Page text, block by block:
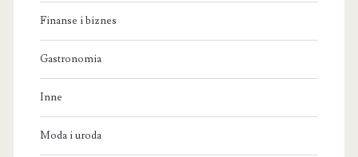
Finanse i biznes
Gastronomia
Inne
Moda i uroda